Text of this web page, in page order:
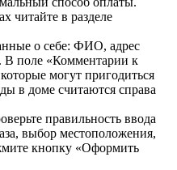
читайте в разделе
о себе: ФИО, адрес
В поле «Комментарии к
могут пригодиться
в доме считаются справа
правильность ввода
выбор местоположения,
кнопку «Оформить